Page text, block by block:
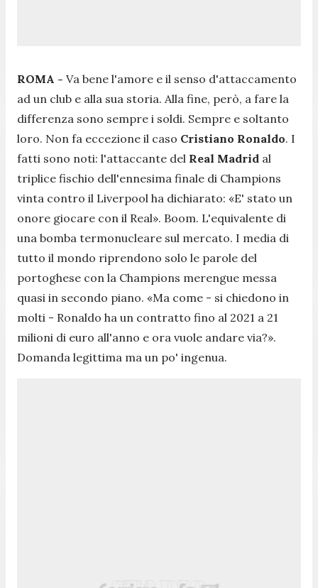
ROMA - Va bene l'amore e il senso d'attaccamento
ad un club e alla sua storia. Alla fine, però, a fare la
differenza sono sempre i soldi. Sempre e soltanto
loro. Non fa eccezione il caso Cristiano Ronaldo. I
fatti sono noti: l'attaccante del Real Madrid al
triplice fischio dell'ennesima finale di Champions
vinta contro il Liverpool ha dichiarato: «E' stato un
onore giocare con il Real». Boom. L'equivalente di
una bomba termonucleare sul mercato. I media di
tutto il mondo riprendono solo le parole del
portoghese con la Champions merengue messa
quasi in secondo piano. «Ma come - si chiedono in
molti - Ronaldo ha un contratto fino al 2021 a 21
milioni di euro all'anno e ora vuole andare via?».
Domanda legittima ma un po' ingenua.